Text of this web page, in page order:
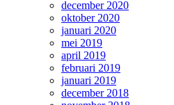
december 2020
oktober 2020
januari 2020
mei 2019
april 2019
februari 2019
januari 2019
december 2018